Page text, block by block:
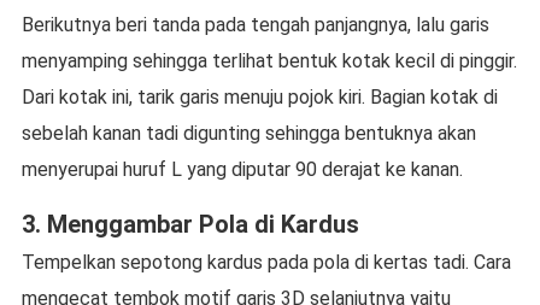
Berikutnya beri tanda pada tengah panjangnya, lalu garis
menyamping sehingga terlihat bentuk kotak kecil di pinggir.
Dari kotak ini, tarik garis menuju pojok kiri. Bagian kotak di
sebelah kanan tadi digunting sehingga bentuknya akan
menyerupai huruf L yang diputar 90 derajat ke kanan.
3. Menggambar Pola di Kardus
Tempelkan sepotong kardus pada pola di kertas tadi. Cara
mengecat tembok motif garis 3D selanjutnya yaitu